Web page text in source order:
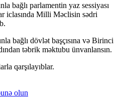
bağlı parlamentin yaz sessiyası
iclasında Milli Məclisin sədri
bağlı dövlət başçısına və Birinci
təbrik məktubu ünvanlansın.
qarşılayıblar.
olun